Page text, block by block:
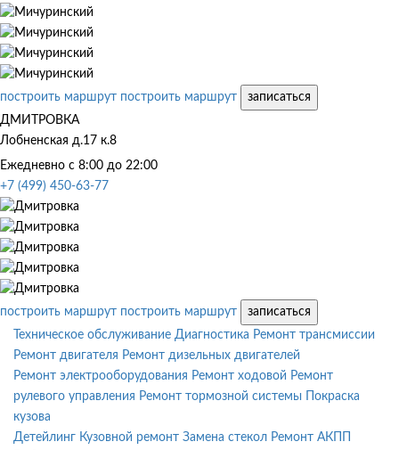
построить маршрут построить маршрут
записаться
ДМИТРОВКА
Лобненская д.17 к.8
Ежедневно с 8:00 до 22:00
+7 (499) 450-63-77
построить маршрут построить маршрут
записаться
Техническое обслуживание Диагностика Ремонт трансмиссии
Ремонт двигателя Ремонт дизельных двигателей
Ремонт электрооборудования Ремонт ходовой Ремонт
рулевого управления Ремонт тормозной системы
Покраска
кузова
Детейлинг Кузовной ремонт Замена стекол Ремонт АКПП